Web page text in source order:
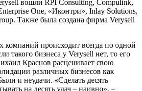
вошли RPI Consulting, Compulink,
One, «Иконтри», Inlay Solutions,
Также была создана фирма Verysell
происходит всегда по одной
такого бизнеса у Verysell нет, то его
Краснов расценивает свою
различных бизнесов как
и неудачи. «Сделать десять
на десять удач – наивно», –